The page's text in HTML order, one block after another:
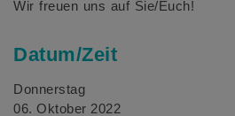
Wir freuen uns auf Sie/Euch!
Datum/Zeit
Donnerstag
06. Oktober 2022